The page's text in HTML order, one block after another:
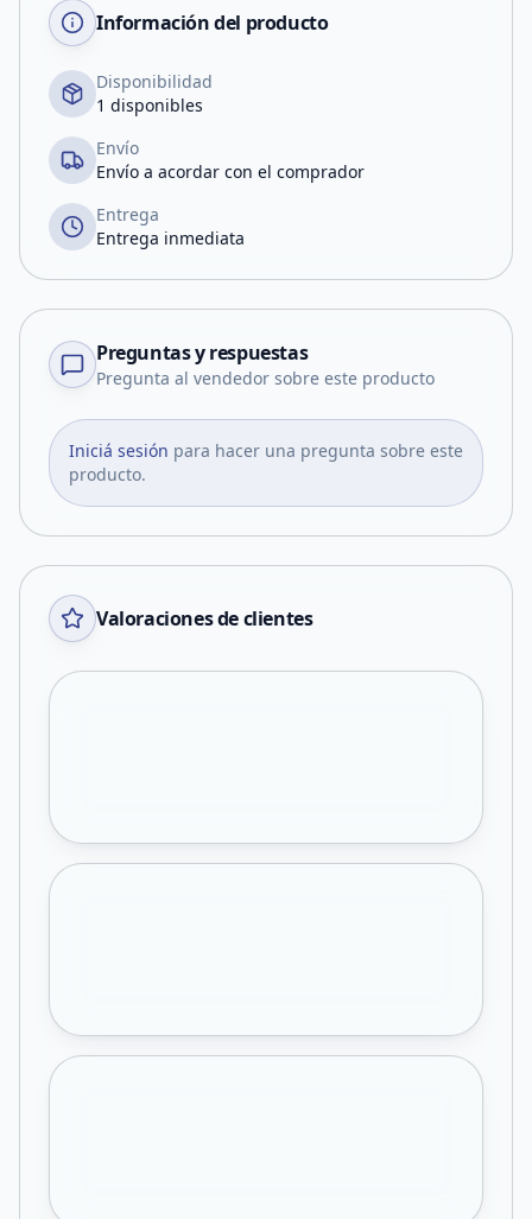
Información del producto
Disponibilidad
1 disponibles
Envío
Envío a acordar con el comprador
Entrega
Entrega inmediata
Preguntas y respuestas
Pregunta al vendedor sobre este producto
Iniciá sesión para hacer una pregunta sobre este
producto.
Valoraciones de clientes